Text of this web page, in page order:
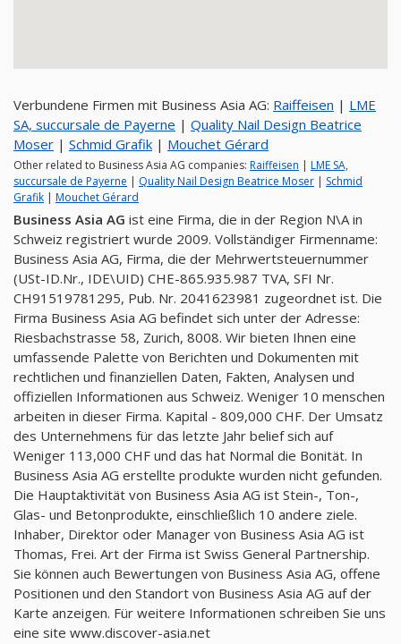
Verbundene Firmen mit Business Asia AG: Raiffeisen | LME
SA, succursale de Payerne | Quality Nail Design Beatrice
Moser | Schmid Grafik | Mouchet Gérard
Other related to Business Asia AG companies: Raiffeisen | LME SA,
succursale de Payerne | Quality Nail Design Beatrice Moser | Schmid
Grafik | Mouchet Gérard
Business Asia AG ist eine Firma, die in der Region N\A in
Schweiz registriert wurde 2009. Vollständiger Firmenname:
Business Asia AG, Firma, die der Mehrwertsteuernummer
(USt-ID.Nr., IDE\UID) CHE-865.935.987 TVA, SFI Nr.
CH91519781295, Pub. Nr. 2041623981 zugeordnet ist. Die
Firma Business Asia AG befindet sich unter der Adresse:
Riesbachstrasse 58, Zurich, 8008. Wir bieten Ihnen eine
umfassende Palette von Berichten und Dokumenten mit
rechtlichen und finanziellen Daten, Fakten, Analysen und
offiziellen Informationen aus Schweiz. Weniger 10 menschen
arbeiten in dieser Firma. Kapital - 809,000 CHF. Der Umsatz
des Unternehmens für das letzte Jahr belief sich auf
Weniger 113,000 CHF und das hat Normal die Bonität. In
Business Asia AG erstellte produkte wurden nicht gefunden.
Die Hauptaktivität von Business Asia AG ist Stein-, Ton-,
Glas- und Betonprodukte, einschließlich 10 andere ziele.
Inhaber, Direktor oder Manager von Business Asia AG ist
Thomas, Frei. Art der Firma ist Swiss General Partnership.
Sie können auch Bewertungen von Business Asia AG, offene
Positionen und den Standort von Business Asia AG auf der
Karte anzeigen. Für weitere Informationen schreiben Sie uns
eine site www.discover-asia.net